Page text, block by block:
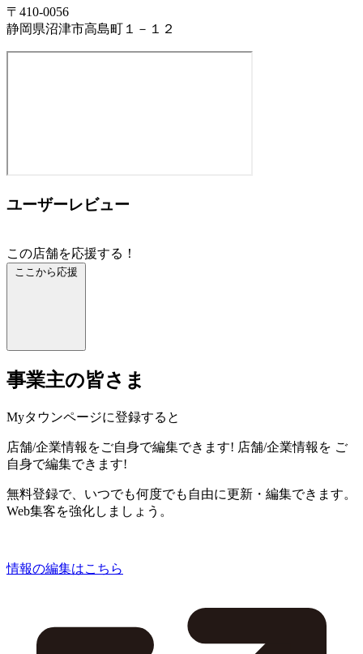
〒410-0056
静岡県沼津市高島町１－１２
ユーザーレビュー
この店舗を応援する！
ここから応援
事業主の皆さま
Myタウンページに登録すると
店舗/企業情報をご自身で編集できます! 店舗/企業情報を ご
自身で編集できます!
無料登録で、いつでも何度でも自由に更新・編集できます。
Web集客を強化しましょう。
情報の編集はこちら